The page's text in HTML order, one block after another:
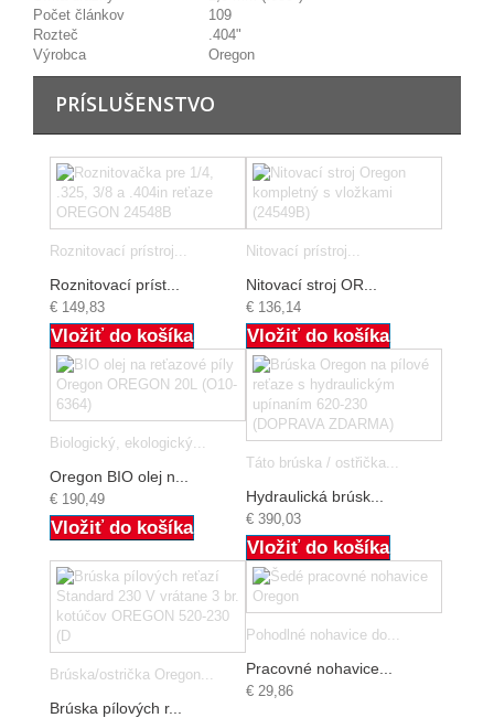
Počet článkov
109
Rozteč
.404"
Výrobca
Oregon
PRÍSLUŠENSTVO
Roznitovací prístroj...
Roznitovací príst...
€ 149,83
Vložiť do košíka
Nitovací prístroj...
Nitovací stroj OR...
€ 136,14
Vložiť do košíka
Biologický, ekologický...
Oregon BIO olej n...
€ 190,49
Vložiť do košíka
Táto brúska / ostřička...
Hydraulická brúsk...
€ 390,03
Vložiť do košíka
Brúska/ostrička Oregon...
Brúska pílových r...
Pohodlné nohavice do...
Pracovné nohavice...
€ 29,86